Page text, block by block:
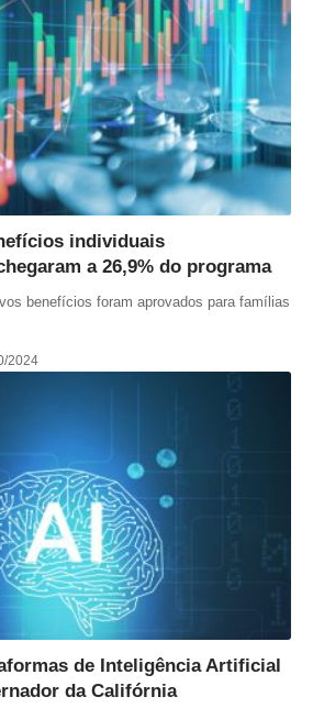
individuais
a 26,9% do programa
benefícios foram aprovados para famílias
2024
de Inteligência Artificial
da Califórnia